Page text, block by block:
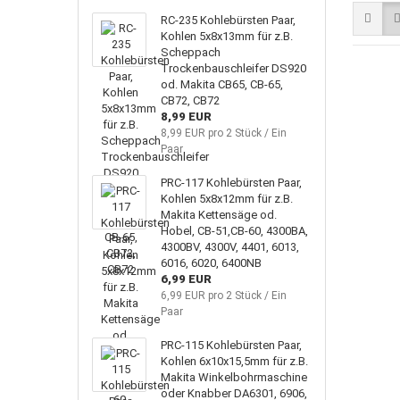
RC-235 Kohlebürsten Paar,
Kohlen 5x8x13mm für z.B.
Scheppach
Trockenbauschleifer DS920
od. Makita CB65, CB-65,
CB72, CB72
8,99 EUR
8,99 EUR pro 2 Stück / Ein
Paar
PRC-117 Kohlebürsten Paar,
Kohlen 5x8x12mm für z.B.
Makita Kettensäge od.
Hobel, CB-51,CB-60, 4300BA,
4300BV, 4300V, 4401, 6013,
6016, 6020, 6400NB
6,99 EUR
6,99 EUR pro 2 Stück / Ein
Paar
PRC-115 Kohlebürsten Paar,
Kohlen 6x10x15,5mm für z.B.
Makita Winkelbohrmaschine
oder Knabber DA6301, 6906,